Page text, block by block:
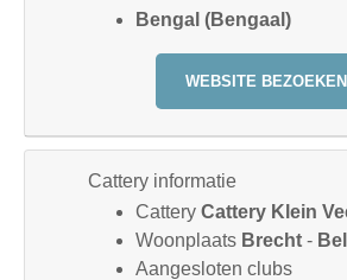
Bengal (Bengaal)
WEBSITE BEZOEKEN
Cattery informatie
Cattery Cattery Klein
Woonplaats Brecht-
Aangesloten clubs